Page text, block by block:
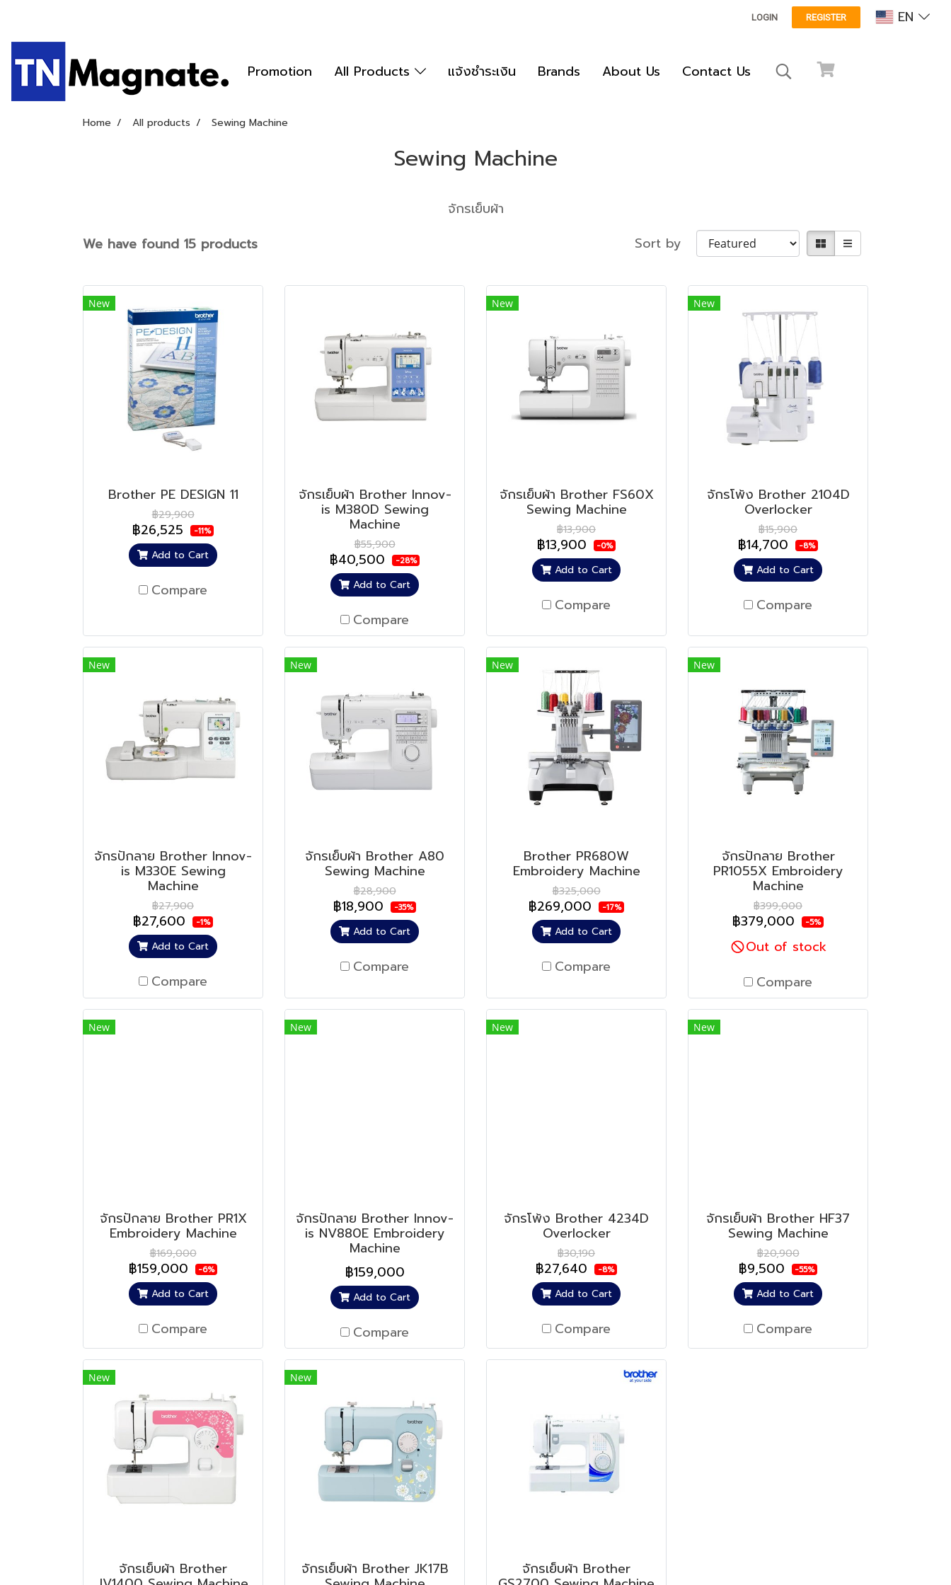
LOGIN REGISTER EN
Promotion All Products แจ้งชำระเงิน Brands About Us Contact Us
Home All products Sewing Machine
Sewing Machine
จักรเย็บผ้า
We have found 15 products
Sort by
New
Brother PE DESIGN 11
฿29,900
฿26,525 -11%
Add to Cart
Compare
จักรเย็บผ้า Brother Innov-
is M380D Sewing
Machine
฿55,900
฿40,500 -28%
Add to Cart
Compare
New
จักรเย็บผ้า Brother FS60X
Sewing Machine
฿13,900
฿13,900 -0%
Add to Cart
Compare
New
จักรโพ้ง Brother 2104D
Overlocker
฿15,900
฿14,700 -8%
Add to Cart
Compare
New
จักรปักลาย Brother Innov-
is M330E Sewing
Machine
฿27,900
฿27,600 -1%
Add to Cart
Compare
New
จักรเย็บผ้า Brother A80
Sewing Machine
฿28,900
฿18,900 -35%
Add to Cart
Compare
New
Brother PR680W
Embroidery Machine
฿325,000
฿269,000 -17%
Add to Cart
Compare
New
จักรปักลาย Brother
PR1055X Embroidery
Machine
฿399,000
฿379,000 -5%
Out of stock
Compare
New
จักรปักลาย Brother PR1X
Embroidery Machine
฿169,000
฿159,000 -6%
Add to Cart
Compare
New
จักรปักลาย Brother Innov-
is NV880E Embroidery
Machine
฿159,000
Add to Cart
Compare
New
จักรโพ้ง Brother 4234D
Overlocker
฿30,190
฿27,640 -8%
Add to Cart
Compare
New
จักรเย็บผ้า Brother HF37
Sewing Machine
฿20,900
฿9,500 -55%
Add to Cart
Compare
New
จักรเย็บผ้า Brother
New
จักรเย็บผ้า Brother JK17B จักรเย็บผ้า Brother